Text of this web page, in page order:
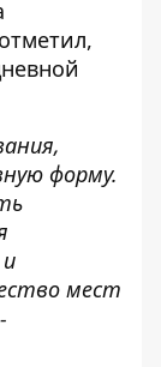
форму.
мест